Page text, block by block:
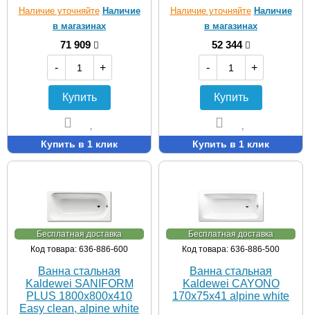
Наличие уточняйте Наличие
в магазинах
71 909
-
+
Купить
Купить в 1 клик
Наличие уточняйте Наличие
в магазинах
52 344
-
+
Купить
Купить в 1 клик
Бесплатная доставка
Код товара: 636-886-600
Ванна стальная
Kaldewei SANIFORM
PLUS 1800х800х410
Easy clean, alpine white
Бесплатная доставка
Код товара: 636-886-500
Ванна стальная
Kaldewei CAYONO
170х75х41 alpine white